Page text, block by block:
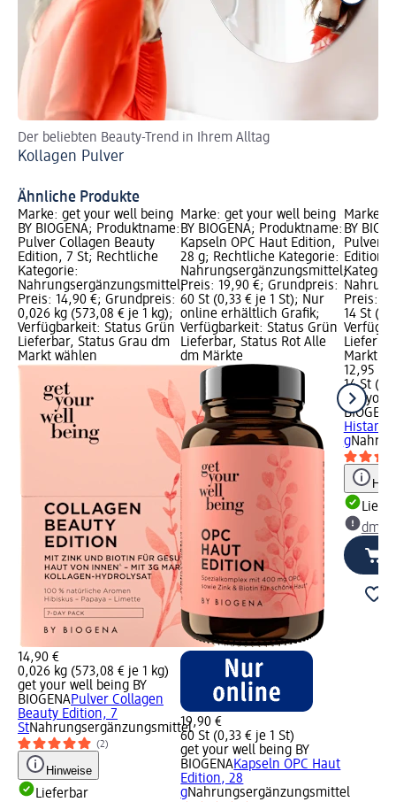
Der beliebten Beauty-Trend in Ihrem Alltag
Kollagen Pulver
Ähnliche Produkte
Marke: get your well being
BY BIOGENA; Produktname:
Pulver Collagen Beauty
Edition, 7 St; Rechtliche
Kategorie:
Nahrungsergänzungsmittel;
Preis: 14,90 €; Grundpreis:
0,026 kg (573,08 € je 1 kg);
Verfügbarkeit: Status Grün
Lieferbar, Status Grau dm
Markt wählen
14,90 €
0,026 kg (573,08 € je 1 kg)
get your well being BY
BIOGENAPulver Collagen
Beauty Edition, 7
StNahrungsergänzungsmittel
(2)
Hinweise
Lieferbar
Marke: get your well being
BY BIOGENA; Produktname:
Kapseln OPC Haut Edition,
28 g; Rechtliche Kategorie:
Nahrungsergänzungsmittel;
Preis: 19,90 €; Grundpreis:
60 St (0,33 € je 1 St); Nur
online erhältlich Grafik;
Verfügbarkeit: Status Grün
Lieferbar, Status Rot Alle
dm Märkte
19,90 €
60 St (0,33 € je 1 St)
get your well being BY
BIOGENAKapseln OPC Haut
Edition, 28
gNahrungsergänzungsmittel
Marke:
BY
Pulver
Edition,
Preis:
14 St
Markt
12,95 €
14 St
get
BIOGENA
g
dm